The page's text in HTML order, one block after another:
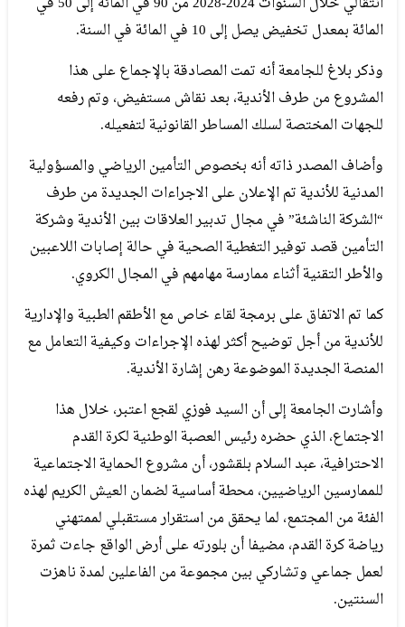
المائة بمعدل تخفيض يصل إلى 10 في المائة في السنة.
وذكر بلاغ للجامعة أنه تمت المصادقة بالإجماع على هذا
المشروع من طرف الأندية، بعد نقاش مستفيض، وتم رفعه
للجهات المختصة لسلك المساطر القانونية لتفعيله.
وأضاف المصدر ذاته أنه بخصوص التأمين الرياضي والمسؤولية
المدنية للأندية تم الإعلان على الاجراءات الجديدة من طرف
“الشركة الناشئة” في مجال تدبير العلاقات بين الأندية وشركة
التأمين قصد توفير التغطية الصحية في حالة إصابات اللاعبين
والأطر التقنية أثناء ممارسة مهامهم في المجال الكروي.
كما تم الاتفاق على برمجة لقاء خاص مع الأطقم الطبية والإدارية
للأندية من أجل توضيح أكثر لهذه الإجراءات وكيفية التعامل مع
المنصة الجديدة الموضوعة رهن إشارة الأندية.
وأشارت الجامعة إلى أن السيد فوزي لقجع اعتبر، خلال هذا
الاجتماع، الذي حضره رئيس العصبة الوطنية لكرة القدم
الاحترافية، عبد السلام بلقشور، أن مشروع الحماية الاجتماعية
للممارسين الرياضيين، محطة أساسية لضمان العيش الكريم لهذه
الفئة من المجتمع، لما يحقق من استقرار مستقبلي لممتهني
رياضة كرة القدم، مضيفا أن بلورته على أرض الواقع جاءت ثمرة
لعمل جماعي وتشاركي بين مجموعة من الفاعلين لمدة ناهزت
السنتين.